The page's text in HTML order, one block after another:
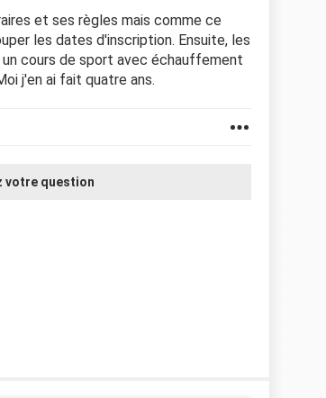
et ses règles mais comme ce
les dates d'inscription. Ensuite, les
cours de sport avec échauffement
j'en ai fait quatre ans.
votre question